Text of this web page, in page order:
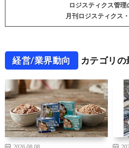
ロジスティクス管理
月刊ロジスティクス
経営/業界動向 カテゴリ
2026.08.08